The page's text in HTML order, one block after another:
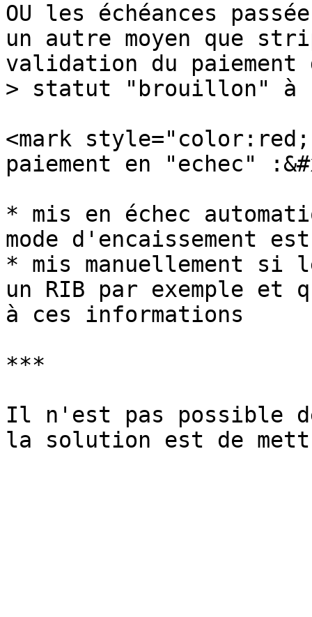
OU les échéances
un autre moyen que
validation du paiement
> statut "brouillon" à
<mark
paiement en "echec"
* mis en échec
mode d'encaissement
* mis manuellement si
un RIB par exemple et
à ces informations
***
Il n'est pas possible